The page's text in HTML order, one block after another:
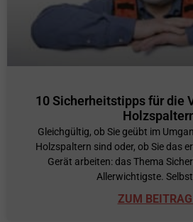
10 Sicherheitstipps für die
Gleichgültig, ob Sie geübt im
Holzspaltern sind oder, ob Sie das
Gerät arbeiten: das Thema
Allerwichtigste.
ZUM